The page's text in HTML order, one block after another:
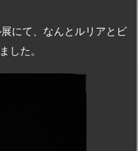
にて、なんとルリアとビ
した。